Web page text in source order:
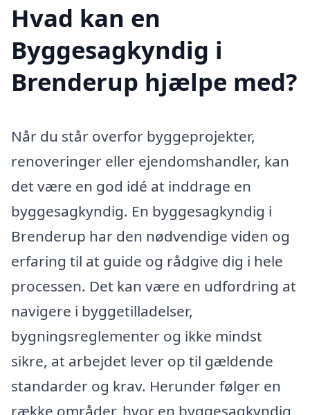
Hvad kan en
Byggesagkyndig i
Brenderup hjælpe med?
Når du står overfor byggeprojekter,
renoveringer eller ejendomshandler, kan
det være en god idé at inddrage en
byggesagkyndig. En byggesagkyndig i
Brenderup har den nødvendige viden og
erfaring til at guide og rådgive dig i hele
processen. Det kan være en udfordring at
navigere i byggetilladelser,
bygningsreglementer og ikke mindst
sikre, at arbejdet lever op til gældende
standarder og krav. Herunder følger en
række områder, hvor en byggesagkyndig